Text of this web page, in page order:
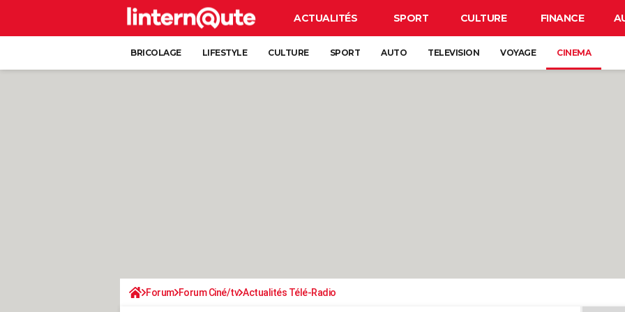
ACTUALITÉS SPORT CULTURE FINANCE
BRICOLAGE LIFESTYLE CULTURE SPORT AUTO TELEVISION VOYAGE CINEMA
Forum Forum Ciné/tv Actualités Télé-Radio